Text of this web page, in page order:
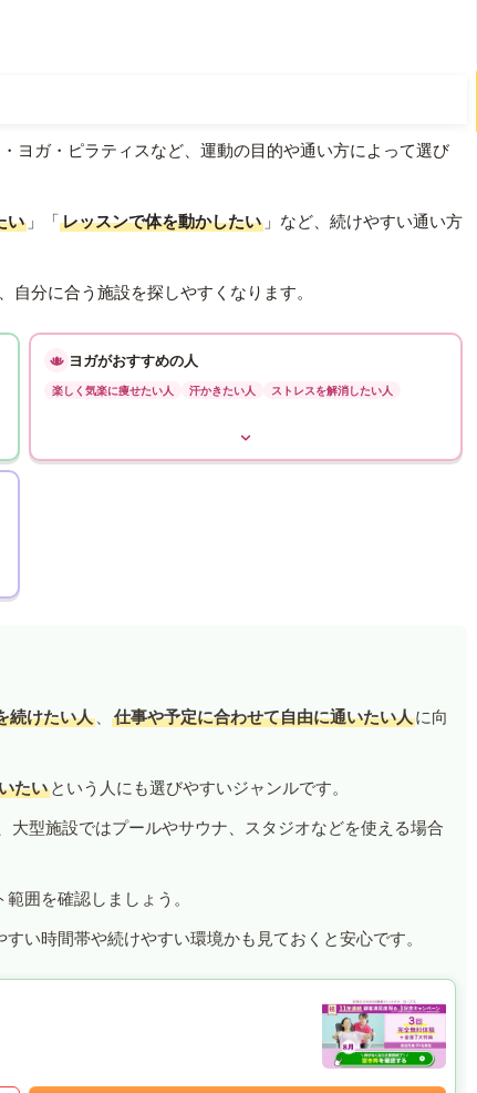
ヨガ・ピラティスなど、運動の目的や通い方によって選び
い 」「レッスンで体を動かしたい 」など、続けやすい通い方
自分に合う施設を探しやすくなります。
ヨガがおすすめの人
楽しく気楽に痩せたい人 汗かきたい人 ストレスを解消したい人
続けたい人 、 仕事や予定に合わせて自由に通いたい人に向
たい という人にも選びやすいジャンルです。
型施設ではプールやサウナ、スタジオなどを使える場合
囲を確認しましょう。
い時間帯や続けやすい環境かも見ておくと安心です。